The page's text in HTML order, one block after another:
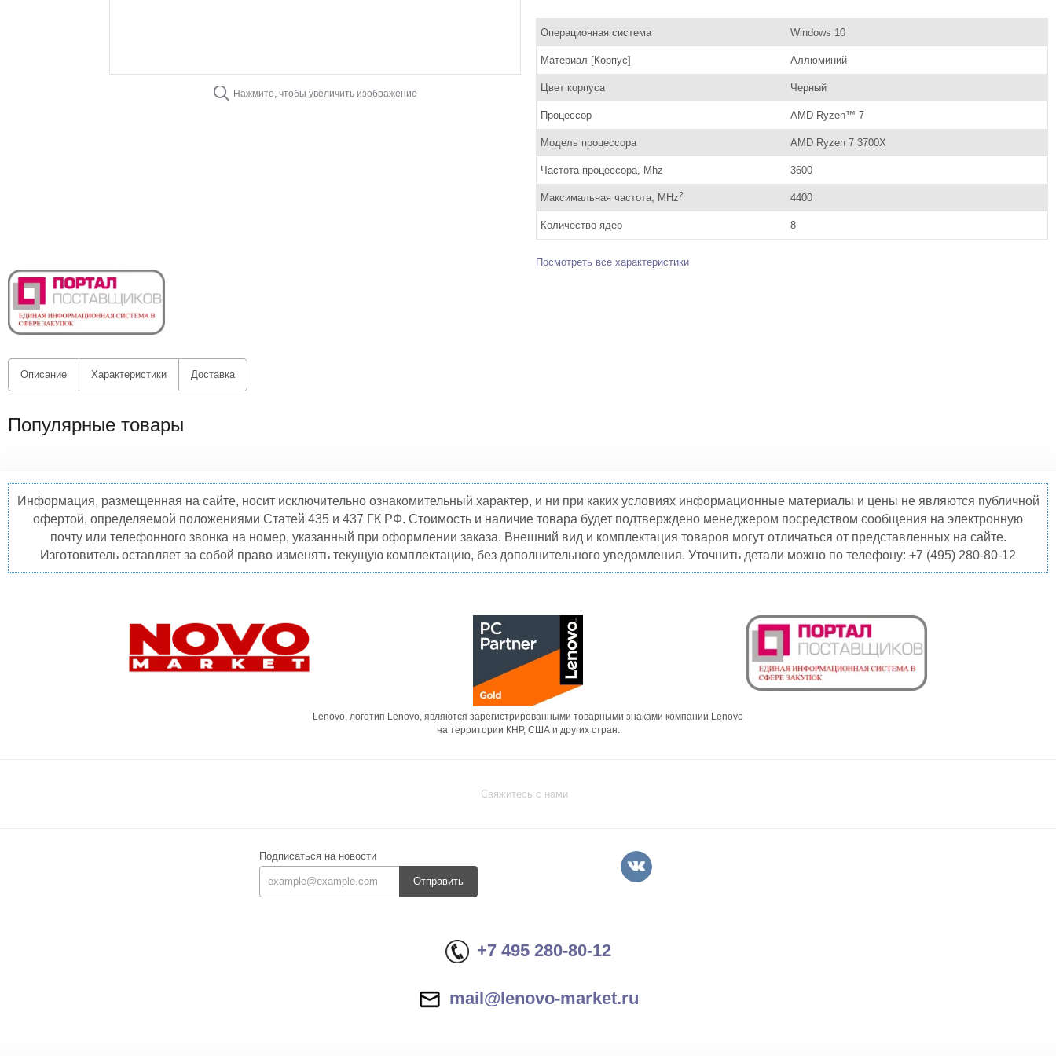
Нажмите, чтобы увеличить изображение
Операционная система Windows 10
Материал [Корпус] Аллюминий
Цвет корпуса Черный
Процессор AMD Ryzen™ 7
Модель процессора AMD Ryzen 7 3700X
Частота процессора, Mhz 3600
Максимальная частота, MHz? 4400
Количество ядер 8
Посмотреть все характеристики
Описание Характеристики Доставка
Популярные товары
Информация, размещенная на сайте, носит исключительно ознакомительный характер, и ни при каких условиях информационные материалы и цены не являются публичной
офертой, определяемой положениями Статей 435 и 437 ГК РФ. Стоимость и наличие товара будет подтверждено менеджером посредством сообщения на электронную
почту или телефонного звонка на номер, указанный при оформлении заказа. Внешний вид и комплектация товаров могут отличаться от представленных на сайте.
Изготовитель оставляет за собой право изменять текущую комплектацию, без дополнительного уведомления. Уточнить детали можно по телефону: +7 (495) 280-80-12
Lenovo, логотип Lenovo, являются зарегистрированными товарными знаками компании Lenovo
на территории КНР, США и других стран.
Свяжитесь с нами
Подписаться на новости
Отправить
+7 495 280-80-12
mail@lenovo-market.ru